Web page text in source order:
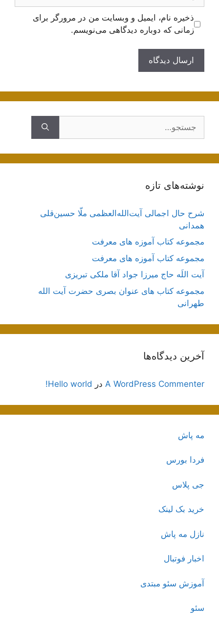
ذخیره نام، ایمیل و وبسایت من در مرورگر برای
زمانی که دوباره دیدگاهی می‌نویسم.
نوشته‌های تازه
شرح حال اجمالی آیت‌الله‌العظمی ملّا حسین‌قلی
همدانی
مجموعه کتاب آموزه های معرفت
مجموعه کتاب آموزه های معرفت
آیت اللَه حاج میرزا جواد آقا ملکی تبریزی
مجموعه کتاب های عنوان بصری حضرت آیت الله
طهرانی
آخرین دیدگاه‌ها
A WordPress Commenter در Hello world!
مه پاش
فردا بورس
جی پلاس
خرید بک لینک
نازل مه پاش
اخبار فوتبال
آموزش سئو مبتدی
سئو